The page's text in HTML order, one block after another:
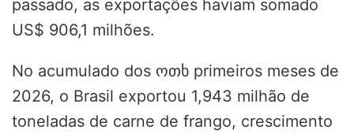
passado, as exportações haviam somado
US$ 906,1 milhões.
No acumulado dos ოთხ primeiros meses de
2026, o Brasil exportou 1,943 milhão de
toneladas de carne de frango, crescimento